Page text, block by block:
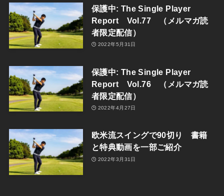
保護中: The Single Player
Report Vol.77 （メルマガ読
者限定配信）
2022年5月31日
保護中: The Single Player
Report Vol.76 （メルマガ読
者限定配信）
2022年4月27日
欧米流スイングで90切り 書籍
と特典動画を一部ご紹介
2022年3月31日